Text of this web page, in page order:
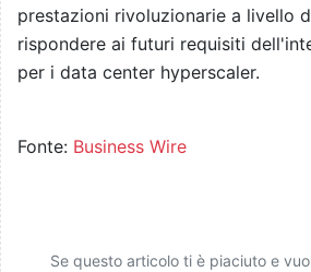
prestazioni rivoluzionarie a livello
rispondere ai futuri requisiti
per i data center hyperscaler.
Fonte: Business Wire
Se questo articolo ti è piaciuto e